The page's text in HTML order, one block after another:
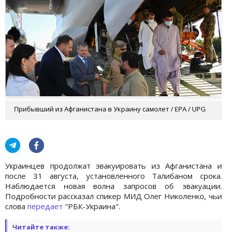
Прибывший из Афганистана в Украину самолет / EPA / UPG
Украинцев продолжат эвакуировать из Афганистана и
после 31 августа, установленного Талибаном срока.
Наблюдается новая волна запросов об эвакуации.
Подробности рассказал спикер МИД Олег Николенко, чьи
слова передает "РБК-Украина".
Читайте также: